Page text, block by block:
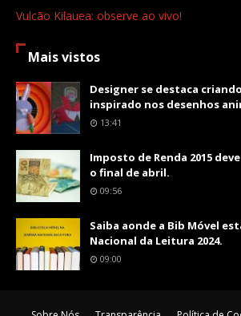
Vulcão Kilauea: observe ao vivo!
Mais vistos
Designer se destaca
inspirado nos desenhos
13:41
Imposto de Renda 2015
o final de abril.
09:56
Saiba aonde a Bib Móvel
Nacional da Leitura 2024.
09:00